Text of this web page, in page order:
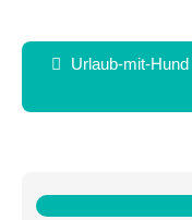
Urlaub-mit-Hund